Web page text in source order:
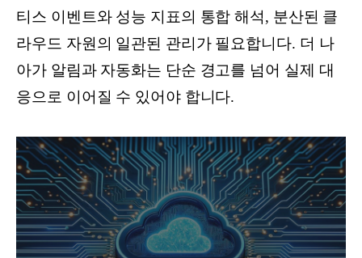
티스 이벤트와 성능 지표의 통합 해석, 분산된 클
라우드 자원의 일관된 관리가 필요합니다. 더 나
아가 알림과 자동화는 단순 경고를 넘어 실제 대
응으로 이어질 수 있어야 합니다.